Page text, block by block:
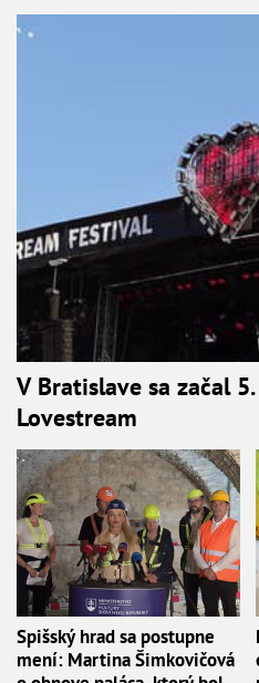
V Bratislave sa začal
Lovestream
Spišský hrad sa postupne
mení: Martina Šimkovičová